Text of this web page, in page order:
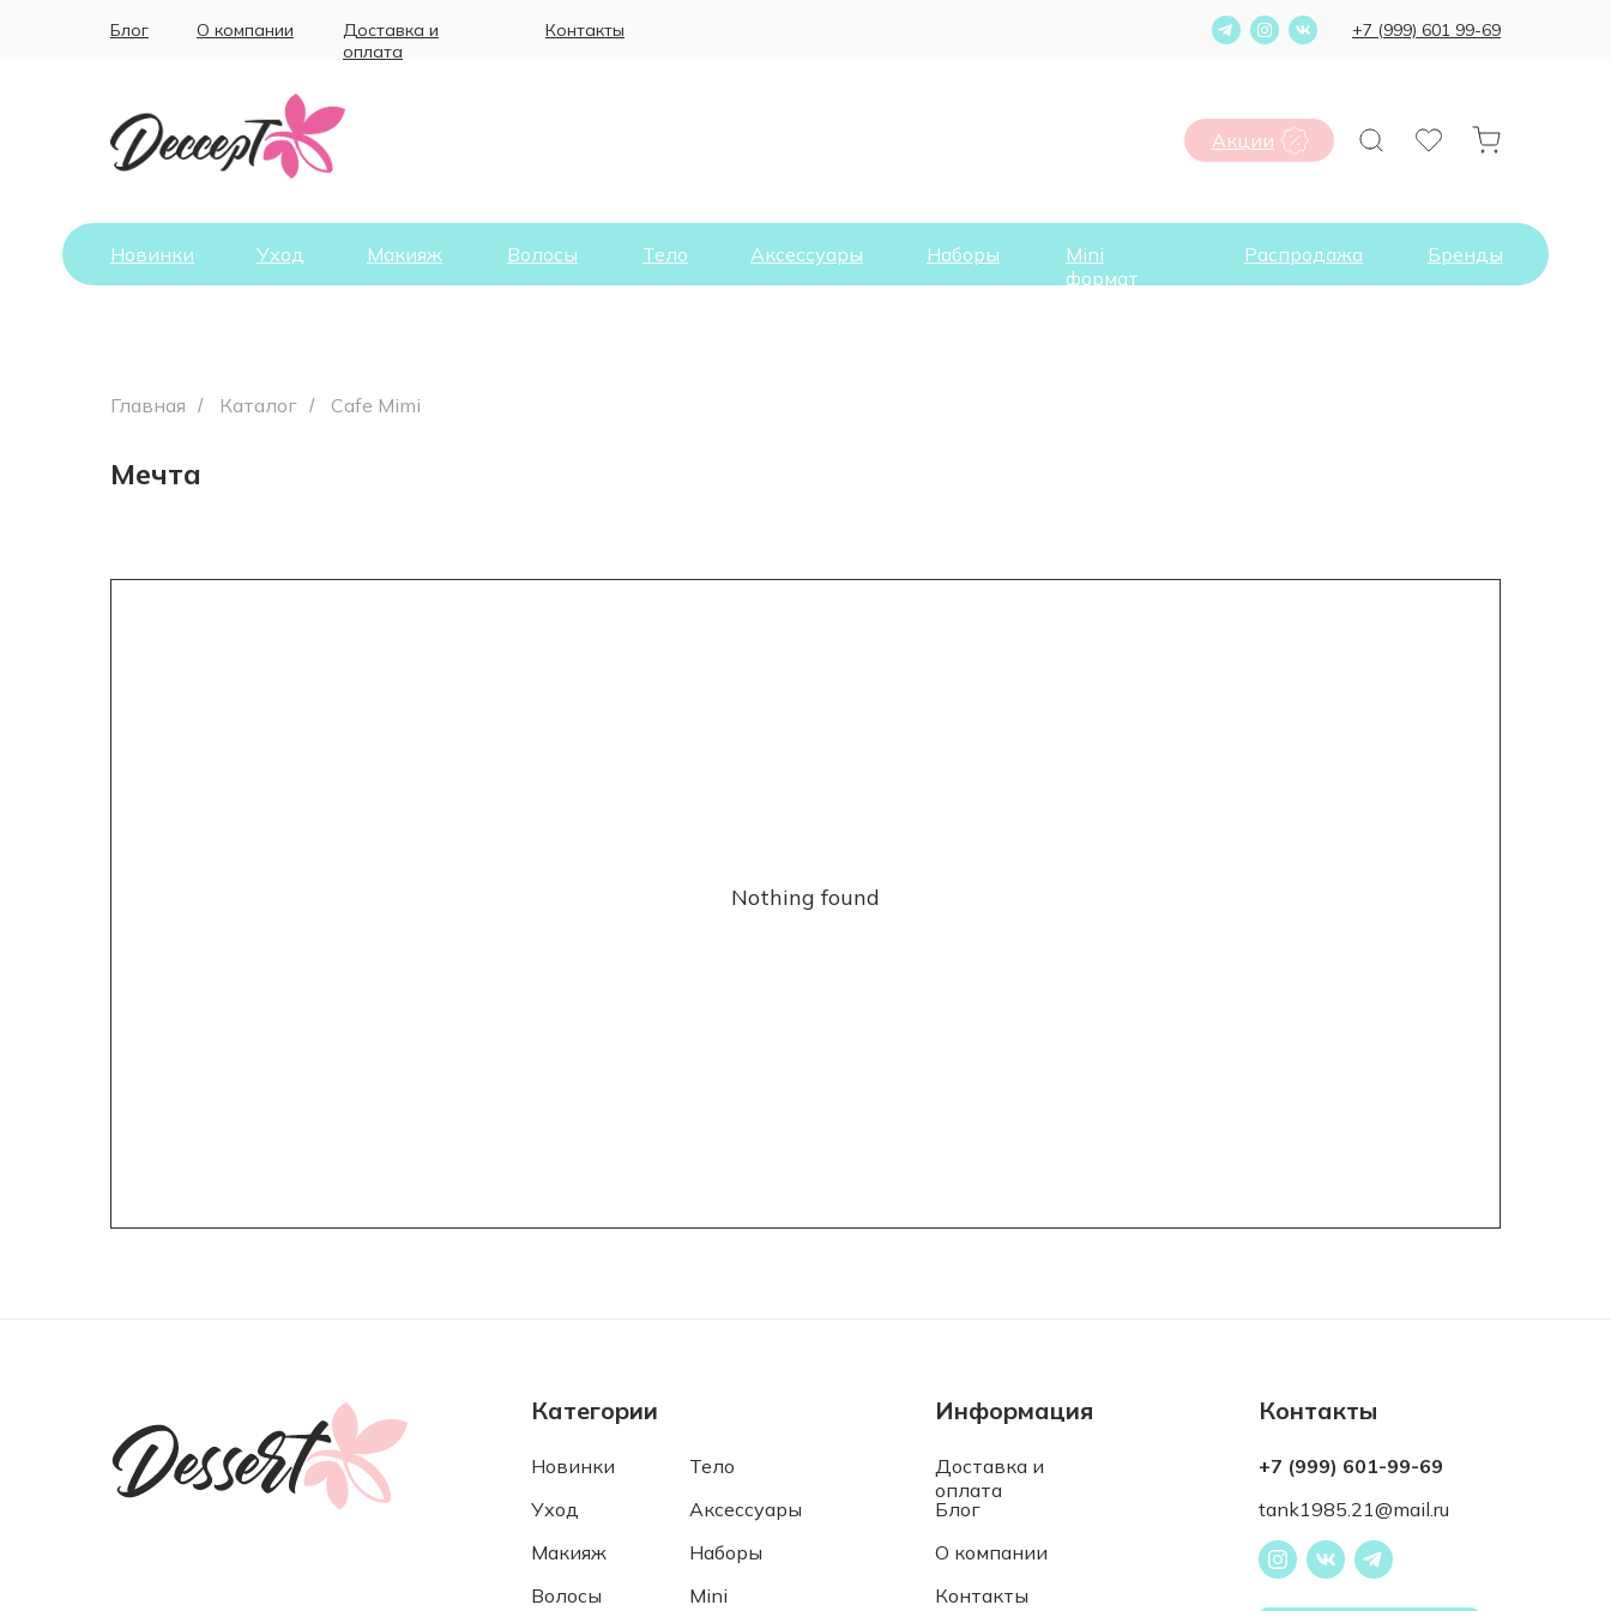
Акции
Блог О компании
Доставка и
оплата
Контакты +7 (999) 601 99-69
Новинки Уход Макияж Волосы Тело Аксессуары Наборы
Mini
формат
Распродажа Бренды
Главная / Каталог / Cafe Mimi
Мечта
Nothing found
Категории Информация
Новинки
Доставка и
оплата
Тело
Макияж О компании
Наборы
Уход Блог
Аксессуары
Волосы Контакты
Mini
Контакты
+7 (999) 601-99-69
tank1985.21@mail.ru